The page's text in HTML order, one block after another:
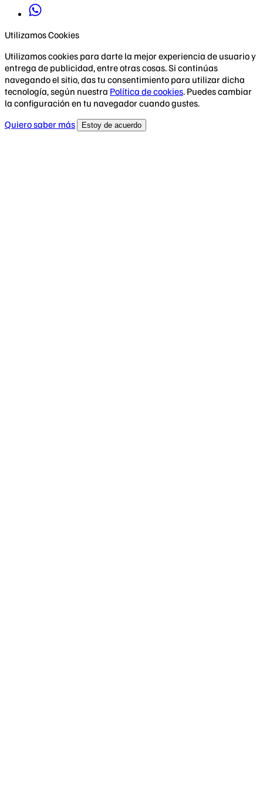
Utilizamos Cookies
Utilizamos cookies para darte la mejor experiencia de usuario y
entrega de publicidad, entre otras cosas. Si continúas
navegando el sitio, das tu consentimiento para utilizar dicha
tecnología, según nuestra Política de cookies. Puedes cambiar
la configuración en tu navegador cuando gustes.
Quiero saber más
Estoy de acuerdo